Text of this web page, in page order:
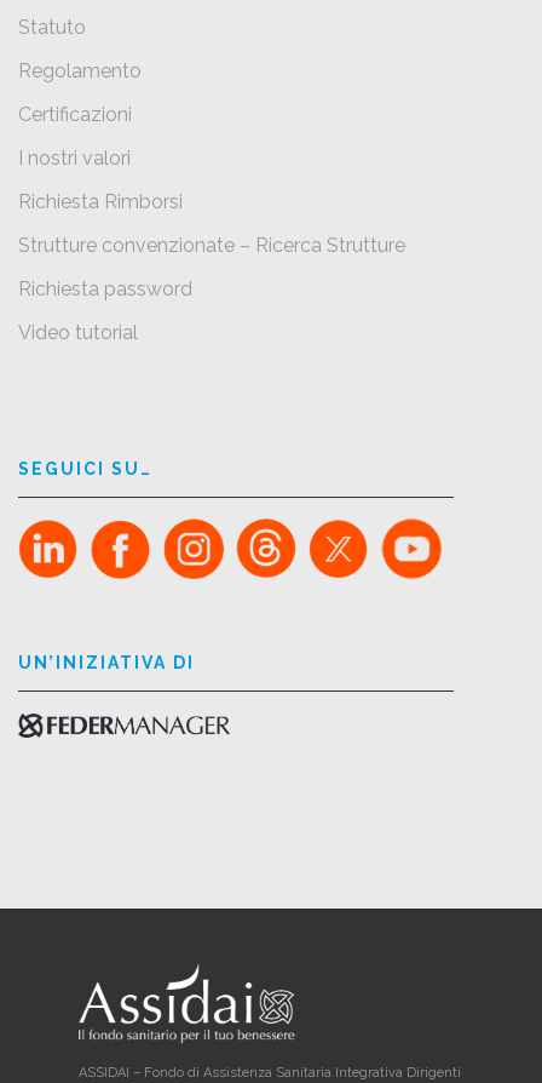
Statuto
Regolamento
Certificazioni
I nostri valori
Richiesta Rimborsi
Strutture convenzionate – Ricerca Strutture
Richiesta password
Video tutorial
SEGUICI SU…
UN’INIZIATIVA DI
ASSIDAI – Fondo di Assistenza Sanitaria Integrativa Dirigenti